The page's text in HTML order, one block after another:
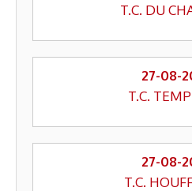
T.C. DU
27-08-
T.C.
27-08-
T.C.